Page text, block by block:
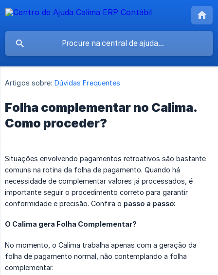
Artigos sobre: Dúvidas Frequentes
Folha complementar no Calima.
Como proceder?
Situações envolvendo pagamentos retroativos são bastante
comuns na rotina da folha de pagamento. Quando há
necessidade de complementar valores já processados, é
importante seguir o procedimento correto para garantir
conformidade e precisão. Confira o passo a passo:
O Calima gera Folha Complementar?
No momento, o Calima trabalha apenas com a geração da
folha de pagamento normal, não contemplando a folha
complementar.